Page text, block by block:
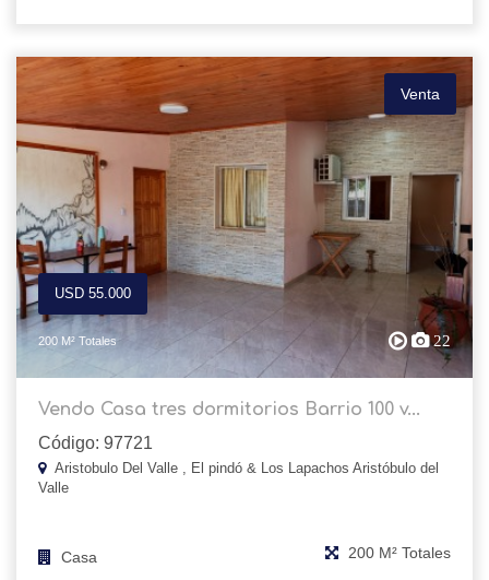
Venta
USD 55.000
200 M² Totales 22
Vendo Casa tres dormitorios Barrio 100 v...
Código: 97721
Aristobulo Del Valle , El pindó & Los Lapachos Aristóbulo del
Valle
Casa 200 M² Totales